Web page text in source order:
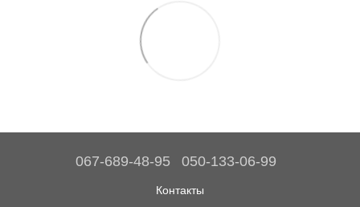
067-689-48-95 050-133-06-99
Контакты